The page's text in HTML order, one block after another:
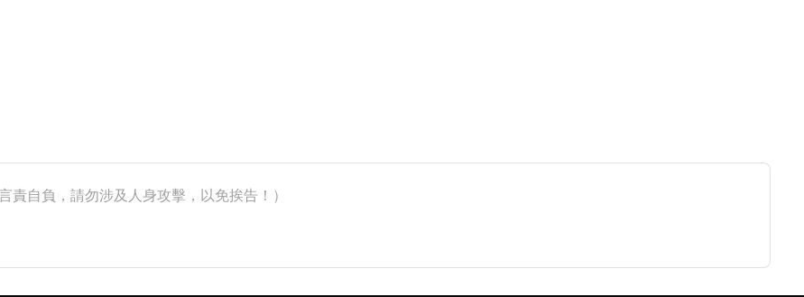
責自負，請勿涉及人身攻擊，以免挨告！）